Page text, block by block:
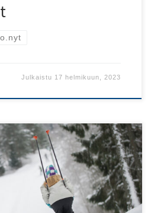
Julkaistu 17 helmikuun, 2023
tilaisuus toteuttaa pieniä
yksilönä että osana yhteisöjä.